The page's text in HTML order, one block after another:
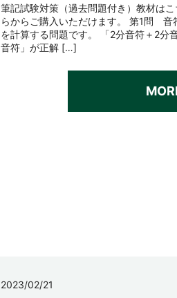
筆記試験対策（過去問題付き）教材は
らからご購入いただけます。 第1問 音
を計算する問題です。 「2分音符＋2分
音符」が正解 […]
2023/02/21